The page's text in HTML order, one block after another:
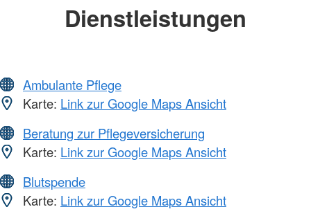
Dienstleistungen
Ambulante Pflege
Karte: Link zur Google Maps Ansicht
Beratung zur Pflegeversicherung
Karte: Link zur Google Maps Ansicht
Blutspende
Karte: Link zur Google Maps Ansicht